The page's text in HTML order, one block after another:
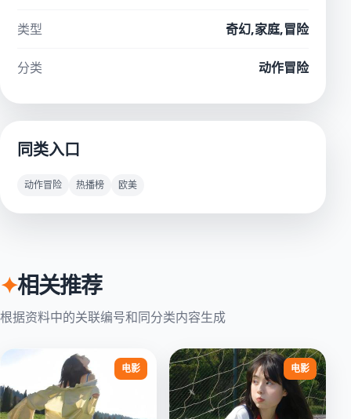
类型 奇幻,家庭,冒险
分类 动作冒险
同类入口
动作冒险 热播榜 欧美
✦相关推荐
根据资料中的关联编号和同分类内容生成
电影 电影